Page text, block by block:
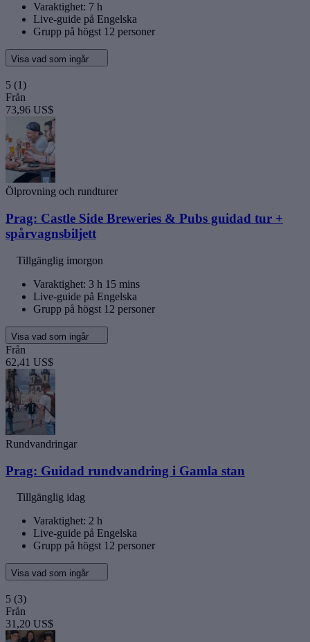
Varaktighet: 7 h
Live-guide på Engelska
Grupp på högst 12 personer
Visa vad som ingår
5 (1)
Från
73,96 US$
Ölprovning och rundturer
Prag: Castle Side Breweries & Pubs guidad tur +
spårvagnsbiljett
Tillgänglig imorgon
Varaktighet: 3 h 15 mins
Live-guide på Engelska
Grupp på högst 12 personer
Visa vad som ingår
Från
62,41 US$
Rundvandringar
Prag: Guidad rundvandring i Gamla stan
Tillgänglig idag
Varaktighet: 2 h
Live-guide på Engelska
Grupp på högst 12 personer
Visa vad som ingår
5 (3)
Från
31,20 US$